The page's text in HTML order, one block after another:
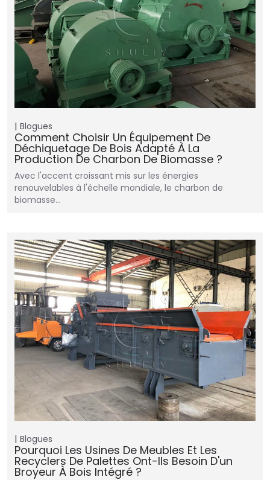
Blogues
Comment Choisir Un Équipement De
Déchiquetage De Bois Adapté À La
Production De Charbon De Biomasse ?
Avec l'accent croissant mis sur les énergies
renouvelables à l'échelle mondiale, le charbon de
biomasse...
Blogues
Pourquoi Les Usines De Meubles Et Les
Recyclers De Palettes Ont-Ils Besoin D'un
Broyeur À Bois Intégré ?